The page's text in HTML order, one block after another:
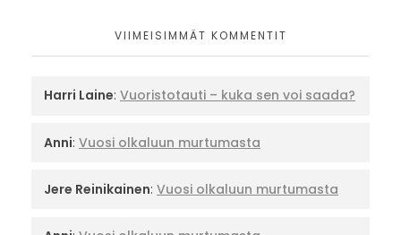
VIIMEISIMMÄT KOMMENTIT
Harri Laine: Vuoristotauti – kuka sen voi saada?
Anni: Vuosi olkaluun murtumasta
Jere Reinikainen: Vuosi olkaluun murtumasta